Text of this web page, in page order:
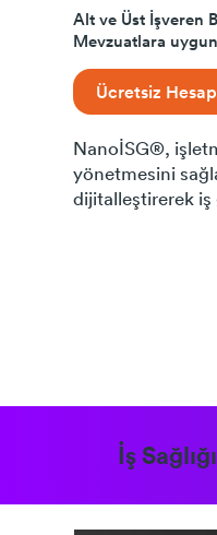
Alt ve Üst İşveren
Mevzuatlara
Ücretsiz
NanoİSG®,
yönetmesini
dijitalleştirerek iş
İş